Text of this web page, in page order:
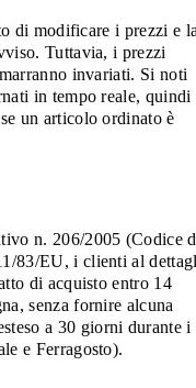
di modificare i prezzi e
Tuttavia, i prezzi
invariati. Si noti
in tempo reale, quindi
un articolo ordinato è
n. 206/2005 (Codice
83/EU, i clienti al
di acquisto entro 14
senza fornire alcuna
a 30 giorni durante i
e Ferragosto).